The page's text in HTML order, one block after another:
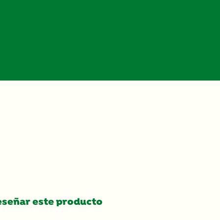
este producto